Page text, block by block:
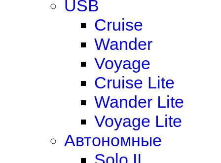
USB
Cruise
Wander
Voyage
Cruise Lite
Wander Lite
Voyage Lite
Автономные